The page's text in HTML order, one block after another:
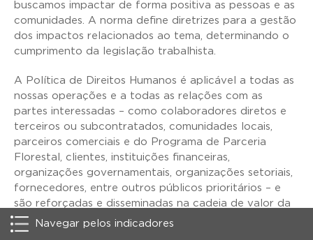
Navegar pelos indicadores
buscamos impactar de forma positiva as pessoas e as
comunidades. A norma define diretrizes para a gestão
dos impactos relacionados ao tema, determinando o
cumprimento da legislação trabalhista.
A Política de Direitos Humanos é aplicável a todas as
nossas operações e a todas as relações com as
partes interessadas – como colaboradores diretos e
terceiros ou subcontratados, comunidades locais,
parceiros comerciais e do Programa de Parceria
Florestal, clientes, instituições financeiras,
organizações governamentais, organizações setoriais,
fornecedores, entre outros públicos prioritários – e
são reforçadas e disseminadas na cadeia de valor da
Companhia.